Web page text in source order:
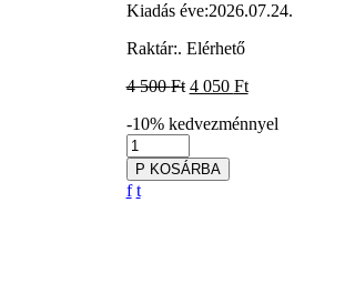
Kiadás éve:2026.07.24.
Raktár:. Elérhető
4 500Ft 4 050 Ft
-10% kedvezménnyel
P KOSÁRBA
f t